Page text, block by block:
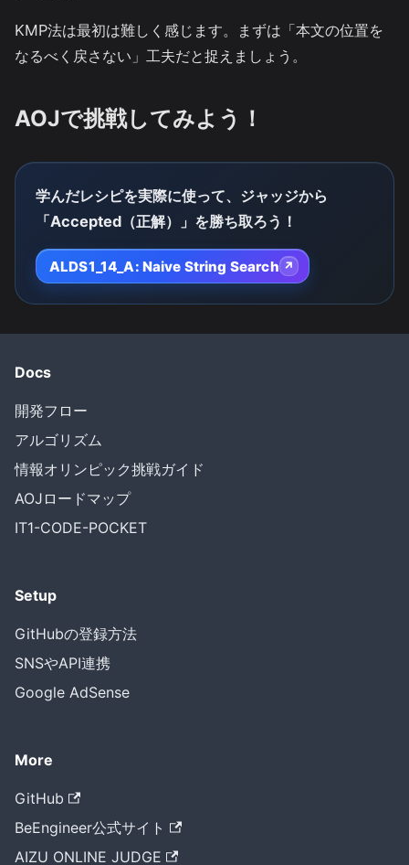
KMP法は最初は難しく感じます。まずは「本文の位置を
なるべく戻さない」工夫だと捉えましょう。
AOJで挑戦してみよう！
学んだレシピを実際に使って、ジャッジから
「Accepted（正解）」を勝ち取ろう！
ALDS1_14_A: Naive String Search ↗
Docs
開発フロー
アルゴリズム
情報オリンピック挑戦ガイド
AOJロードマップ
IT1-CODE-POCKET
Setup
GitHubの登録方法
SNSやAPI連携
Google AdSense
More
GitHub
BeEngineer公式サイト
AIZU ONLINE JUDGE